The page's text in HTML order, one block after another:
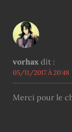
vorhax dit :
05/11/2017 À 20:48
Merci pour le